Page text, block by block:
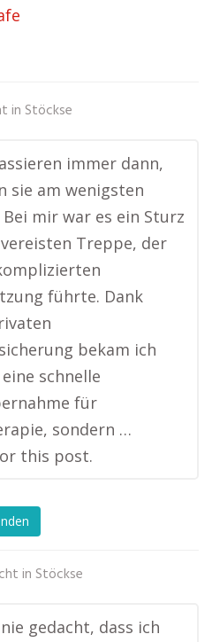
in Stöckse
immer dann,
sie am wenigsten
mir war es ein Sturz
Treppe, der
führte. Dank
bekam ich
schnelle
für
sondern …
this post.
in Stöckse
gedacht, dass ich